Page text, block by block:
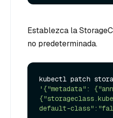
Establezca la
no predeterminada.
kubectl patch
'{"metadata":
default-